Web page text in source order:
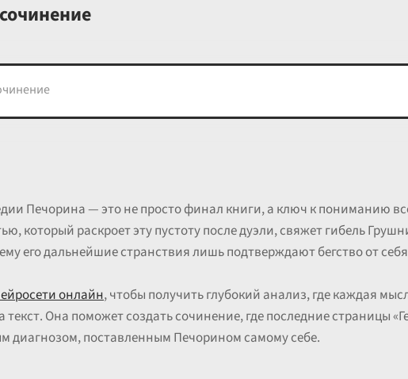
Печорина — это не просто финал книги, а ключ к пониманию
который раскроет эту пустоту после дуэли, свяжет гибель
его дальнейшие странствия лишь подтверждают бегство от
онлайн, чтобы получить глубокий анализ, где каждая
Она поможет создать сочинение, где последние страницы
диагнозом, поставленным Печорином самому себе.